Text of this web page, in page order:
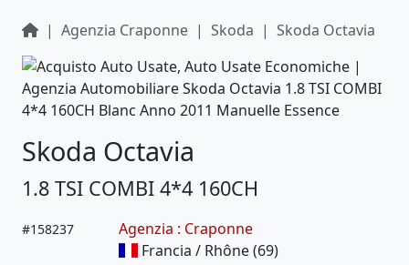
Agenzia Craponne Skoda Skoda Octavia
Skoda Octavia
1.8 TSI COMBI 4*4 160CH
#158237
Agenzia : Craponne
Francia / Rhône (69)